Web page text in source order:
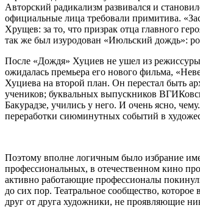
Авторский радикализм развивался и
официальные лица требовали примитива.
Хрущев: за то, что призрак отца главного
так же был изуродован «Июльский дождь»:
После «Дождя» Хуциев не ушел из
ожидалась премьера его нового фильма,
Хуциева на второй план. Он перестал быть
учеников; буквальных выпускников
Бакурадзе, учились у него. И очень ясно,
переработки сиюминутных событий в
Поэтому вполне логичным было избрание
профессиональных, в отечественном кино
активно работающие профессионалы
до сих пор. Театральное сообщество,
друг от друга художники, не проявляющие